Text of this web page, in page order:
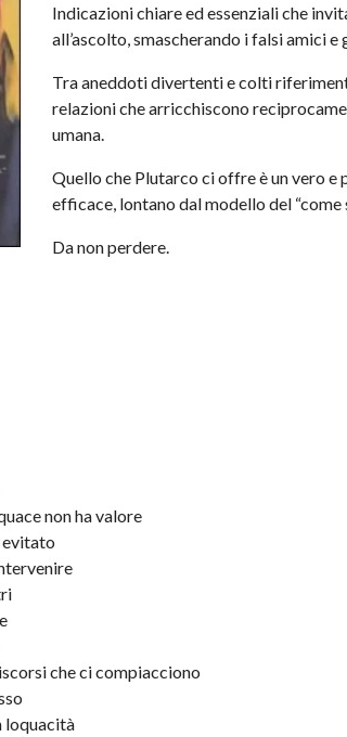
Indicazioni chiare ed essenziali che
all’ascolto, smascherando i falsi amici
Tra aneddoti divertenti e colti
relazioni che arricchiscono
umana.
Quello che Plutarco ci offre è un vero
efficace, lontano dal modello del “come
Da non perdere.
non ha valore
evitato
che ci compiacciono
loquacità